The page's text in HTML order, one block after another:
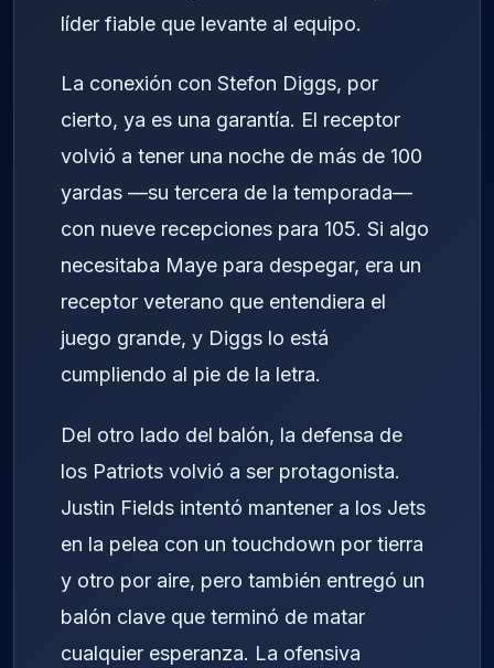
líder fiable que levante al equipo.
La conexión con Stefon Diggs, por
cierto, ya es una garantía. El receptor
volvió a tener una noche de más de 100
yardas —su tercera de la temporada—
con nueve recepciones para 105. Si algo
necesitaba Maye para despegar, era un
receptor veterano que entendiera el
juego grande, y Diggs lo está
cumpliendo al pie de la letra.
Del otro lado del balón, la defensa de
los Patriots volvió a ser protagonista.
Justin Fields intentó mantener a los Jets
en la pelea con un touchdown por tierra
y otro por aire, pero también entregó un
balón clave que terminó de matar
cualquier esperanza. La ofensiva